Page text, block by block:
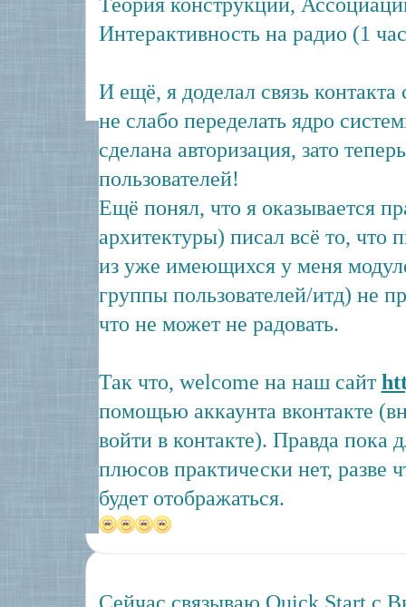
Интерактивность на радио (1
И ещё, я доделал связь
не слабо переделать ядро
сделана авторизация, зато
пользователей!
Ещё понял, что я оказывается
архитектуры) писал всё то, что
из уже имеющихся у меня
группы пользователей/итд) не
что не может не радовать.
Так что, welcome на наш сайт
помощью аккаунта вконтакте
войти в контакте). Правда пока
плюсов практически нет, разве
будет отображаться.